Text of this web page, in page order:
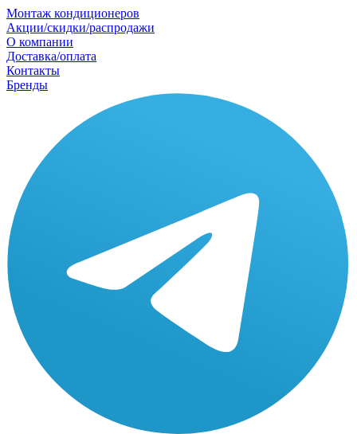
Монтаж кондиционеров
Акции/скидки/распродажи
О компании
Доставка/оплата
Контакты
Бренды